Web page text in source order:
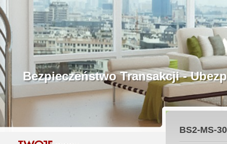
Profesjonalne Pośrednictwo
Bezpieczeństwo Transakcji -
Licencjonowani Pośrednicy
Gwarancja Zwrotu ZadatkuBS2-MS-